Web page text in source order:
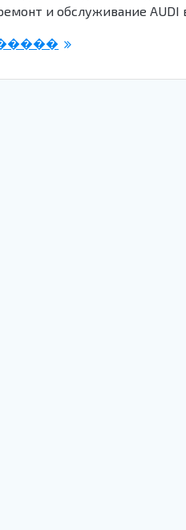
и обслуживание